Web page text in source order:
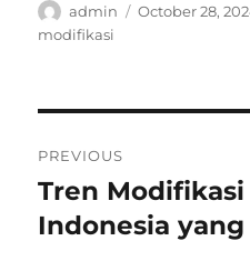
Author
admin
Posted
October 28,
modifikasi
navigation
PREVIOUS
Previous
post:
Tren
Indonesia